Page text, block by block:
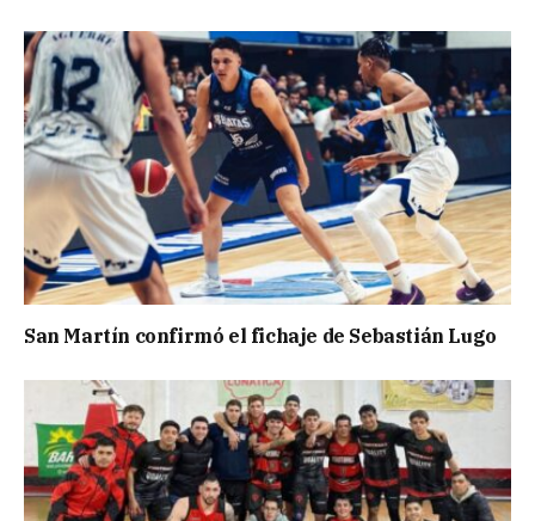
San Martín confirmó el fichaje de Sebastián Lugo